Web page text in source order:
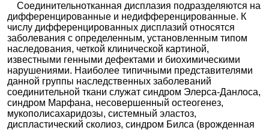
Соединительнотканная дисплазия подразделяются на
дифференцированные и недифференцированные. К
числу дифференцированных дисплазий относятся
заболевания с определенным, установленным типом
наследования, четкой клинической картиной,
известными генными дефектами и биохимическими
нарушениями. Наиболее типичными представителями
данной группы наследственных заболеваний
соединительной ткани служат синдром Элерса-Данлоса,
синдром Марфана, несовершенный остеогенез,
мукополисахаридозы, системный эластоз,
диспластический сколиоз, синдром Билса (врожденная